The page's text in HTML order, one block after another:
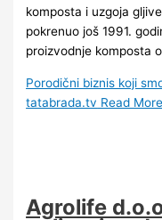
komposta i uzgoja
pokrenuo još 1991.
proizvodnje komposta
Porodični biznis koji
tatabrada.tv Read
Agrolife